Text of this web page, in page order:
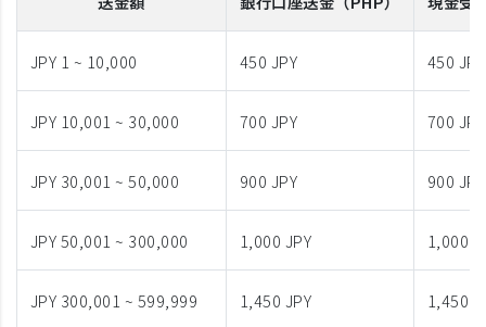
JPY 1 ~ 10,000 450 JPY 450 JPY
JPY 10,001 ~ 30,000 700 JPY 700 JPY
JPY 30,001 ~ 50,000 900 JPY 900 JPY
JPY 50,001 ~ 300,000 1,000 JPY 1,000
JPY 300,001 ~ 599,999 1,450 JPY 1,450